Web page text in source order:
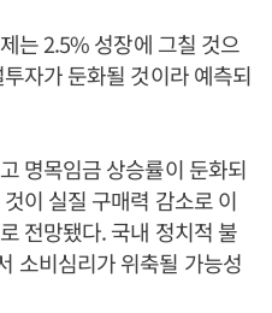
는 2.5% 성장에 그칠 것으
자가 둔화될 것이라 예측되
명목임금 상승률이 둔화되
이 실질 구매력 감소로 이
전망됐다. 국내 정치적 불
소비심리가 위축될 가능성